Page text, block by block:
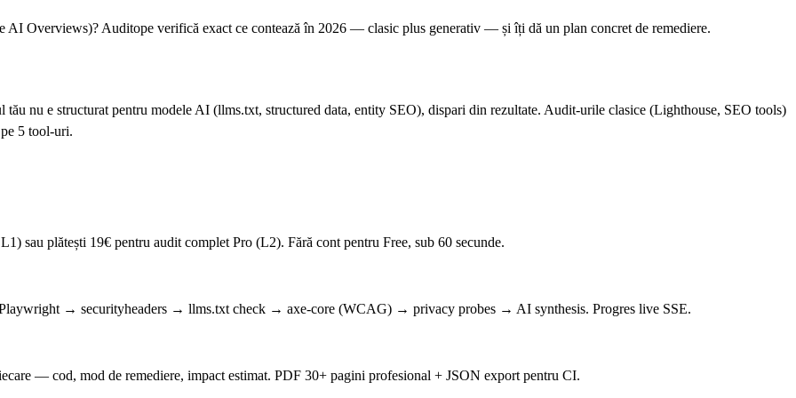
Overviews)? Auditope verifică exact ce contează în 2026 — clasic plus generativ — și îți dă un plan concret de remediere.
nu e structurat pentru modele AI (llms.txt, structured data, entity SEO), dispari din rezultate. Audit-urile clasice (Lighthouse, SEO tools)
5 tool-uri.
sau plătești 19€ pentru audit complet Pro (L2). Fără cont pentru Free, sub 60 secunde.
→ securityheaders → llms.txt check → axe-core (WCAG) → privacy probes → AI synthesis. Progres live SSE.
— cod, mod de remediere, impact estimat. PDF 30+ pagini profesional + JSON export pentru CI.